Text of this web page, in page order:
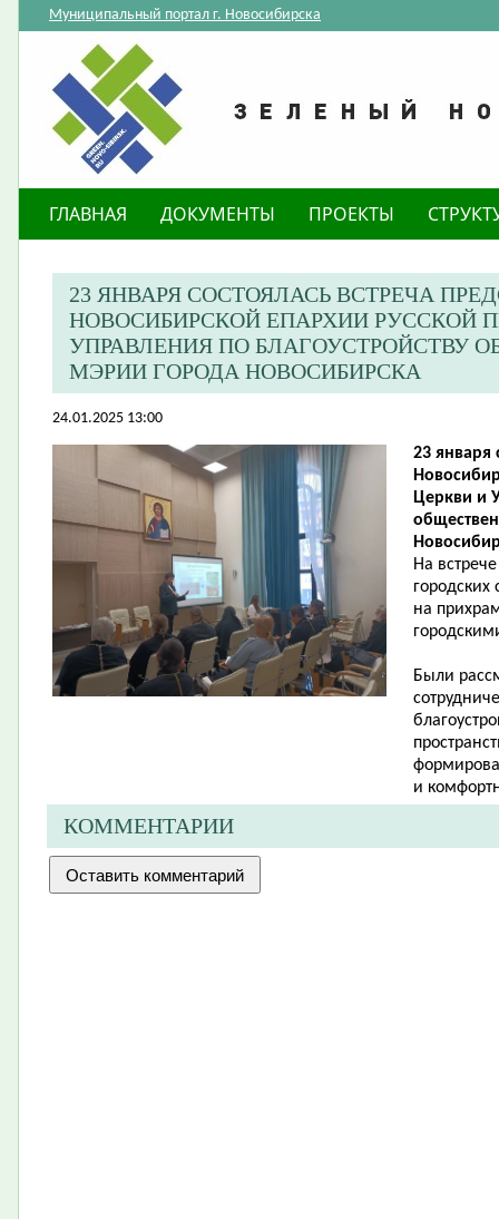
Муниципальный портал г. Новосибирска
ГЛАВНАЯ ДОКУМЕНТЫ ПРОЕКТЫ
23 ЯНВАРЯ СОСТОЯЛАСЬ ВСТРЕЧА
НОВОСИБИРСКОЙ ЕПАРХИИ РУССКОЙ
УПРАВЛЕНИЯ ПО БЛАГОУСТРОЙСТВУ
МЭРИИ ГОРОДА НОВОСИБИРСКА
24.01.2025 13:00
23 января
Церкви и
На
городских
на
Были
и
КОММЕНТАРИИ